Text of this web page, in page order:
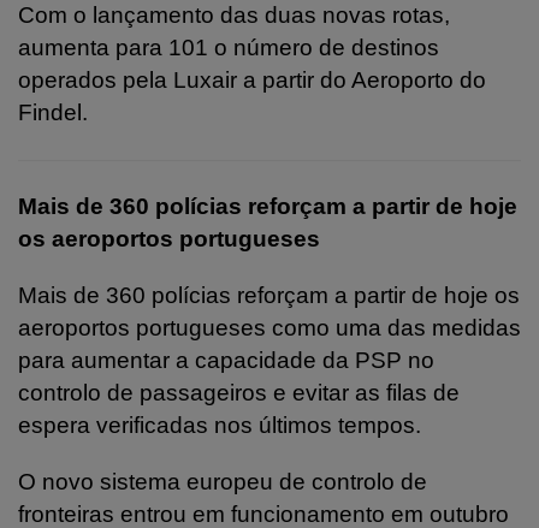
Com o lançamento das duas novas rotas,
aumenta para 101 o número de destinos
operados pela Luxair a partir do Aeroporto do
Findel.
Mais de 360 polícias reforçam a partir de hoje
os aeroportos portugueses
Mais de 360 polícias reforçam a partir de hoje os
aeroportos portugueses como uma das medidas
para aumentar a capacidade da PSP no
controlo de passageiros e evitar as filas de
espera verificadas nos últimos tempos.
O novo sistema europeu de controlo de
fronteiras entrou em funcionamento em outubro